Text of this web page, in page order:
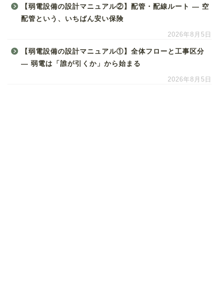
【弱電設備の設計マニュアル②】配管・配線ルート ― 空
配管という、いちばん安い保険
2026年8月5日
【弱電設備の設計マニュアル①】全体フローと工事区分
― 弱電は「誰が引くか」から始まる
2026年8月5日